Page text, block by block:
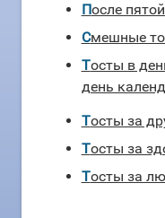
После
Смешные
Тосты в день 7 ноября — красный
день
Тосты за
Тосты за
Тосты за